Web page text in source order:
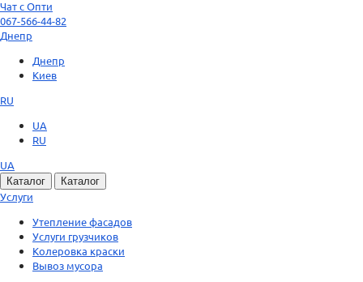
Чат с Опти
067-566-44-82
Днепр
Днепр
Киев
RU
UA
RU
UA
Каталог Каталог
Услуги
Утепление фасадов
Услуги грузчиков
Колеровка краски
Вывоз мусора